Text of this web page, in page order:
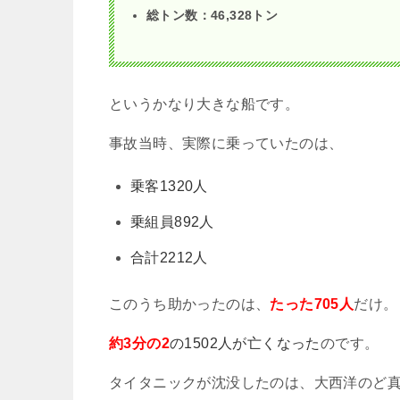
総トン数： 46,328 トン
というかなり大きな船です。
事故当時、実際に乗っていたのは、
乗客1320人
乗組員892人
合計2212人
このうち助かったのは、 たった705人だけ。
約3分の2の1502人が亡くなったのです。
タイタニックが沈没したのは、大西洋のど